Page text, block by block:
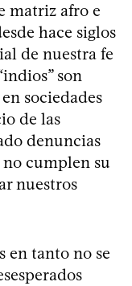
matriz afro e
hace siglos
de nuestra fe
son
sociedades
de las
denuncias
cumplen su
nuestros
en tanto no se